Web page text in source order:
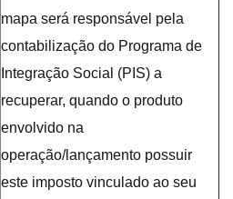
mapa será responsável pela
contabilização do Programa de
Integração Social (PIS) a
recuperar, quando o produto
envolvido na
operação/lançamento possuir
este imposto vinculado ao seu